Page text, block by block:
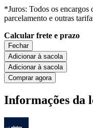
*Juros: Todos os encargos
parcelamento e outras
Calcular frete e prazo
Fechar
Adicionar à sacola
Adicionar à sacola
Comprar agora
Informações da